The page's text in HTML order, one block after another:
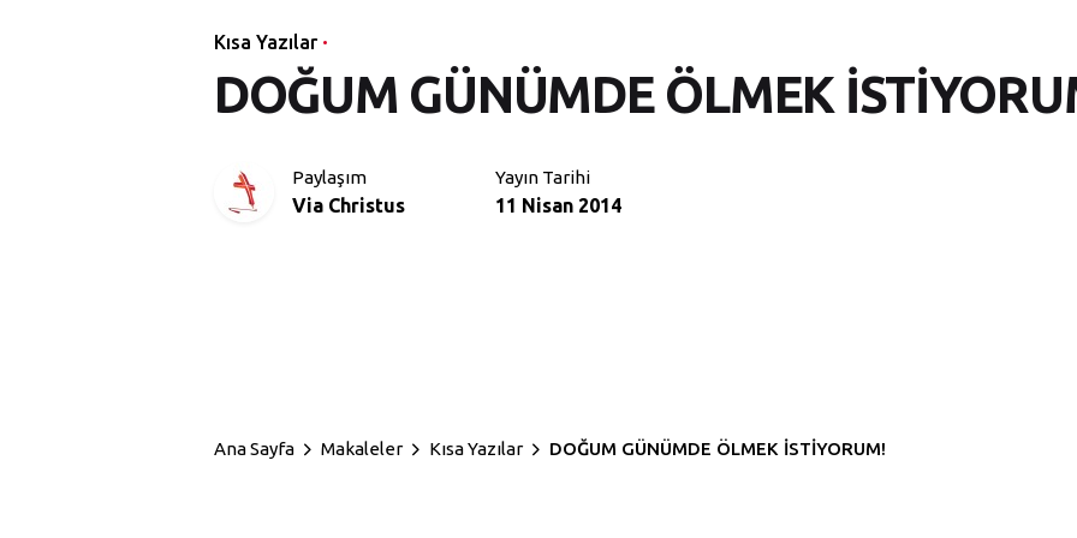
Kısa Yazılar
DOĞUM GÜNÜMDE ÖLMEK
Paylaşım
Via Christus
Yayın Tarihi
11 Nisan 2014
Ana Sayfa Makaleler Kısa Yazılar DOĞUM GÜNÜMDE ÖLMEK İSTİYORUM!